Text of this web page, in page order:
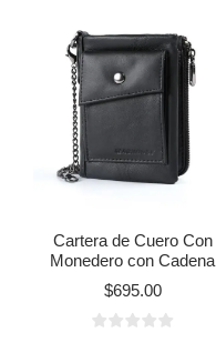
Cartera de Cuero Con
Monedero con Cadena
$695.00